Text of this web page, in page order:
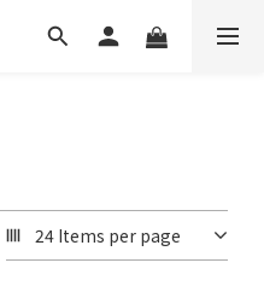
24 Items per page